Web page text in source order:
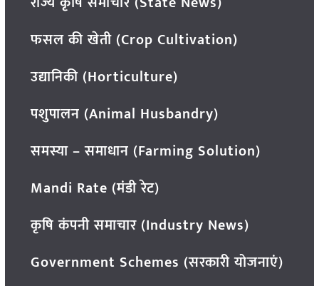
फसल की खेती (Crop Cultivation)
उद्यानिकी (Horticulture)
पशुपालन (Animal Husbandry)
समस्या – समाधान (Farming Solution)
Mandi Rate (मंडी रेट)
कृषि कंपनी समाचार (Industry News)
Government Schemes (सरकारी योजनाएं)